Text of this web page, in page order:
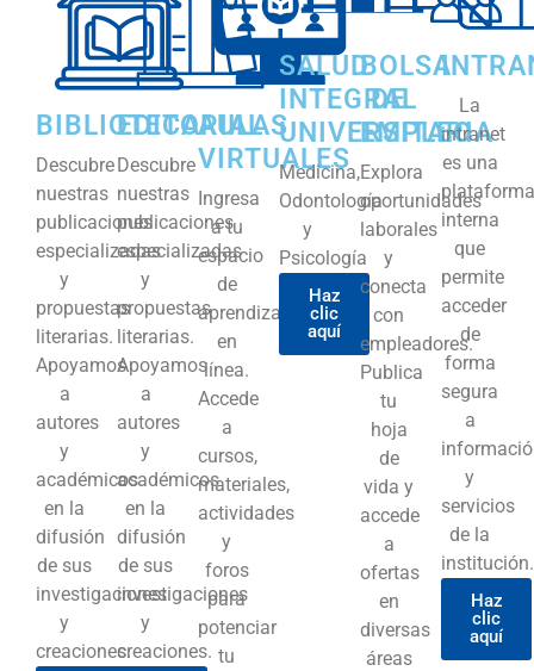
BIBLIOTECA
Descubre
nuestras
publicaciones
especializadas
y
propuestas
literarias.
Apoyamos
a
autores
y
académicos
en la
difusión
de sus
investigaciones
y
creaciones.
EDITORIAL
Descubre
nuestras
publicaciones
especializadas
y
propuestas
literarias.
Apoyamos
a
autores
y
académicos
en la
difusión
de sus
investigaciones
y
creaciones.
AULAS
VIRTUALES
Ingresa
a tu
espacio
de
aprendizaje
en
línea.
Accede
a
cursos,
materiales,
actividades
y
foros
para
potenciar
tu
SALUD
INTEGRAL
UNIVERSITARIA
Medicina,
Odontología
y
Psicología
Haz
clic
aquí
BOLSA
DE
EMPLEO
Explora
oportunidades
laborales
y
conecta
con
empleadores.
Publica
tu
hoja
de
vida y
accede
a
ofertas
en
diversas
áreas
La
intranet
es una
plataforma
interna
que
permite
acceder
de
forma
segura
a
y
servicios
de la
institución.
Haz
clic
aquí